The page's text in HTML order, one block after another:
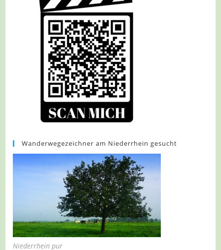
Wanderwegezeichner am Niederrhein gesucht
Niederrhein pur